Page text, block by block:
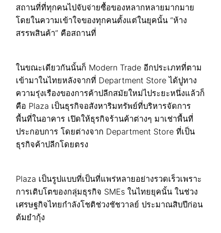
สถานที่ที่ทุกคนไปจับจ่ายซื้อของหลากหลายมากมาย
โดยในความเข้าใจของทุกคนตั้งแต่ในยุคนั้น “ห้าง
สรรพสินค้า” คือสถานที่
ในขณะเดียวกันนั้นก็ Modern Trade อีกประเภทที่ตาม
เข้ามาในไทยหลังจากที่ Department Store ได้ปูทาง
ความรุ่งเรืองของการค้าปลีกสมัยใหม่ไประยะหนึ่งแล้วก็
คือ Plaza เป็นธุรกิจอสังหาริมทรัพย์ที่บริหารจัดการ
พื้นที่ในอาคาร เปิดให้ธุรกิจร้านค้าต่างๆ มาเช่าพื้นที่
ประกอบการ โดยต่างจาก Department Store ที่เป็น
ธุรกิจค้าปลีกโดยตรง
Plaza เป็นรูปแบบที่เป็นที่แพร่หลายอย่างรวดเร็วเพราะ
การเติบโตของกลุ่มธุรกิจ SMEs ในไทยยุคนั้น ในช่วง
เศรษฐกิจไทยกำลังโชติช่วงชัชวาลย์ ประมาณสิบปีก่อน
ต้มยำกุ้ง